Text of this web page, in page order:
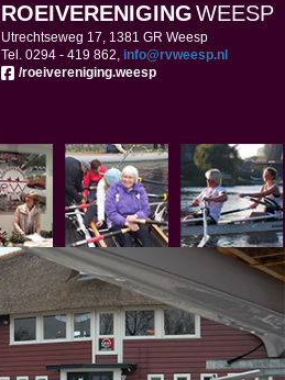
ROEIVERENIGINGWEESP
Utrechtseweg 17, 1381 GR Weesp
Tel. 0294 - 419 862, ofni@rvweesp.nl
/roeivereniging.weesp